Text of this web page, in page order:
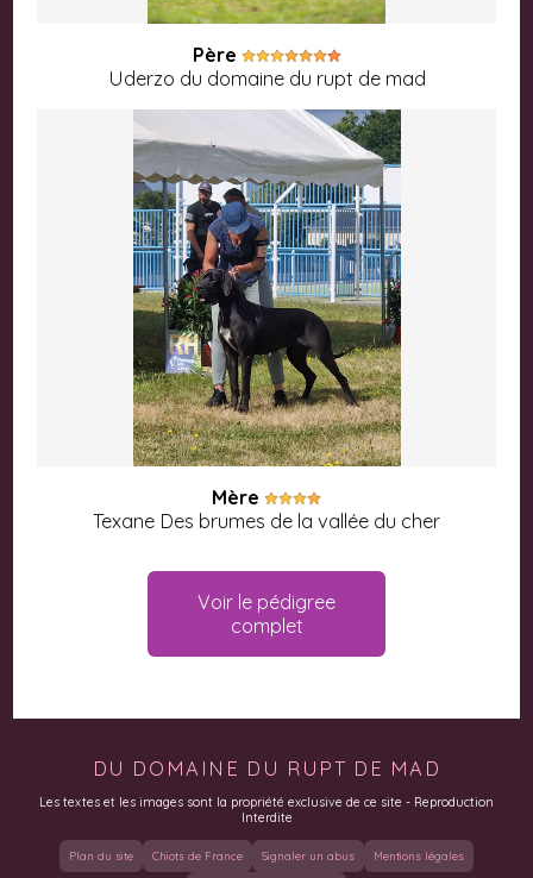
Père
Uderzo du domaine du rupt de mad
Mère
Texane Des brumes de la vallée du cher
Voir le pédigree
complet
DU DOMAINE DU RUPT DE MAD
Les textes et les images sont la propriété exclusive de ce site - Reproduction
Interdite
Plan du site Chiots de France Signaler un abus Mentions légales